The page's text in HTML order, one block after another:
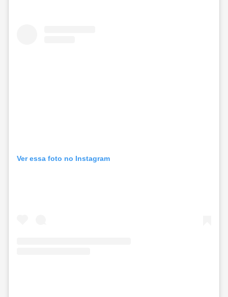
Ver essa foto no Instagram